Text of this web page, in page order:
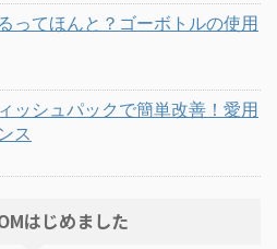
ってほんと？ゴーボトルの使用
ッシュパックで簡単改善！愛用
ス
はじめました